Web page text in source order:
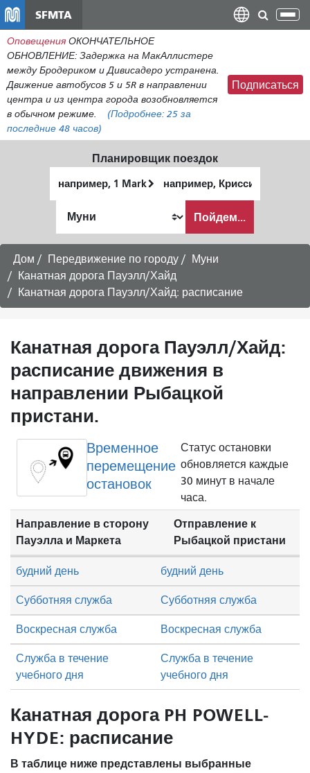
содержанию
SFMTA
Оповещения ОКОНЧАТЕЛЬНОЕ
ОБНОВЛЕНИЕ: Задержка на МакАллистере
между Бродериком и Дивисадеро устранена.
Движение автобусов 5 и 5R в направлении
центра и из центра города возобновляется
в обычном режиме.
(Подробнее: 25 за
последние 48 часов)
Подписаться
Планировщик поездок
местоположение
окончания
хочу
путешествовать
Пойдем...
Дом Передвижение по городу
Муни
Канатная дорога Пауэлл/Хайд
Канатная дорога Пауэлл/Хайд: расписание
Канатная дорога Пауэлл/Хайд:
расписание движения в
направлении Рыбацкой
пристани.
Временное
перемещение
остановок
Статус остановки
обновляется каждые
30 минут в начале
часа.
Направление в сторону
Пауэлла и Маркета
Отправление к
Рыбацкой пристани
Субботняя служба Субботняя служба
Воскресная служба Воскресная служба
будний день будний день
Служба в течение
учебного дня
Служба в течение
учебного дня
Канатная дорога PH POWELL-
HYDE: расписание
В таблице ниже представлены выбранные